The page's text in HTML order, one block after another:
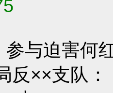
参与迫害何
反××支队：